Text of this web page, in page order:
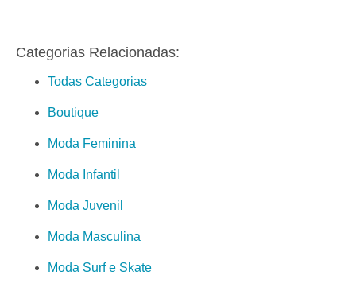
Categorias Relacionadas:
Todas Categorias
Boutique
Moda Feminina
Moda Infantil
Moda Juvenil
Moda Masculina
Moda Surf e Skate